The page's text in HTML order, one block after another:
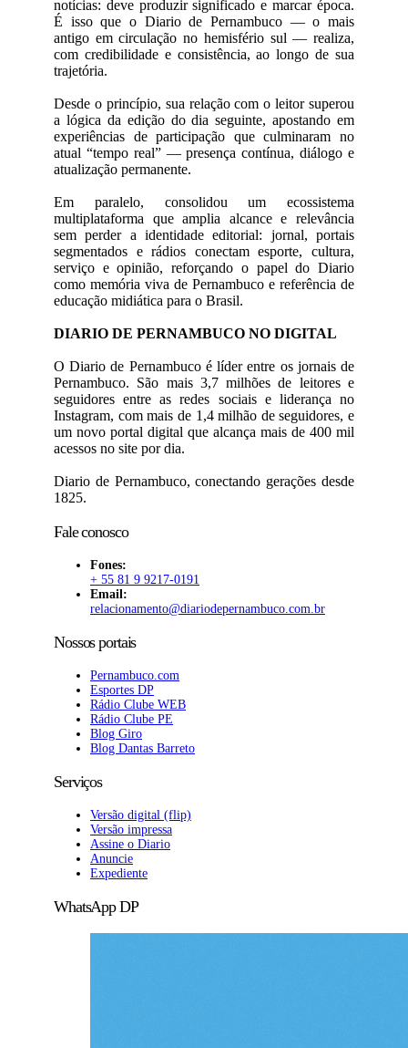
notícias: deve produzir significado e marcar época.
É isso que o Diario de Pernambuco — o mais
antigo em circulação no hemisfério sul — realiza,
com credibilidade e consistência, ao longo de sua
trajetória.
Desde o princípio, sua relação com o leitor superou
a lógica da edição do dia seguinte, apostando em
experiências de participação que culminaram no
atual “tempo real” — presença contínua, diálogo e
atualização permanente.
Em paralelo, consolidou um ecossistema
multiplataforma que amplia alcance e relevância
sem perder a identidade editorial: jornal, portais
segmentados e rádios conectam esporte, cultura,
serviço e opinião, reforçando o papel do Diario
como memória viva de Pernambuco e referência de
educação midiática para o Brasil.
DIARIO DE PERNAMBUCO NO DIGITAL
O Diario de Pernambuco é líder entre os jornais de
Pernambuco. São mais 3,7 milhões de leitores e
seguidores entre as redes sociais e liderança no
Instagram, com mais de 1,4 milhão de seguidores, e
um novo portal digital que alcança mais de 400 mil
acessos no site por dia.
Diario de Pernambuco, conectando gerações desde
1825.
Fale conosco
Fones:
+ 55 81 9 9217-0191
Email:
relacionamento@diariodepernambuco.com.br
Nossos portais
Pernambuco.com
Esportes DP
Rádio Clube WEB
Rádio Clube PE
Blog Giro
Blog Dantas Barreto
Serviços
Versão digital (flip)
Versão impressa
Assine o Diario
Anuncie
Expediente
WhatsApp DP